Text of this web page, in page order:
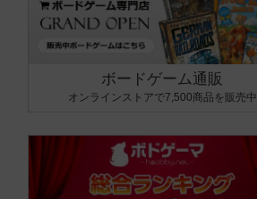
ボードゲーム通販
オンラインストアで7,500商品を販売中